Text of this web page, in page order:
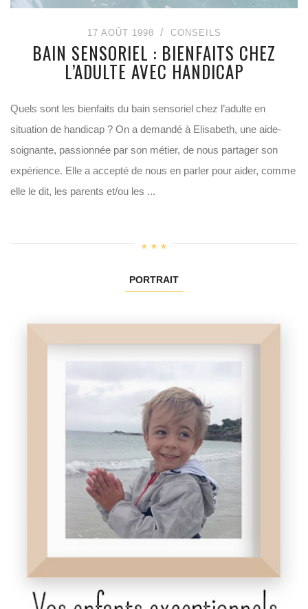
17 AOÛT 1998 CONSEILS
BAIN SENSORIEL : BIENFAITS CHEZ
L’ADULTE AVEC HANDICAP
Quels sont les bienfaits du bain sensoriel chez l’adulte en
situation de handicap ? On a demandé à Elisabeth, une aide-
soignante, passionnée par son métier, de nous partager son
expérience. Elle a accepté de nous en parler pour aider, comme
elle le dit, les parents et/ou les ...
PORTRAIT